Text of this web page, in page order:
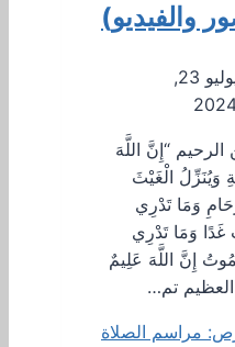
والفيديو)
يوليو 23,
“إِنَّ اللَّهَ
وَيُنَزِّلُ الْغَيْثَ
وَمَا تَدْرِي
وَمَا تَدْرِي
إِنَّ اللَّهَ عَلِيمٌ
تم…
مراسم الصلاة